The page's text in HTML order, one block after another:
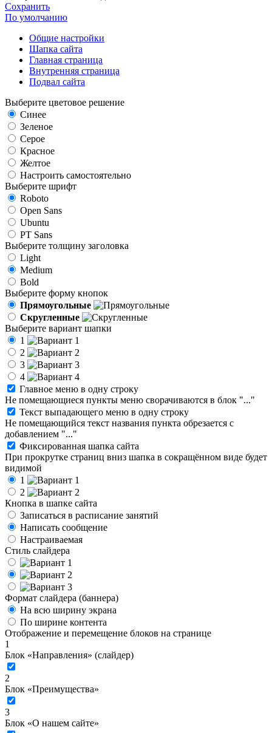
Сохранить
По умолчанию
Общие настройки
Шапка сайта
Главная страница
Внутренняя страница
Подвал сайта
Выберите цветовое решение
Синее
Зеленое
Серое
Красное
Желтое
Настроить самостоятельно
Выберите шрифт
Roboto
Open Sans
Ubuntu
PT Sans
Выберите толщину заголовка
Light
Medium
Bold
Выберите форму кнопок
Прямоугольные
Скругленные
Выберите вариант шапки
1
2
3
4
Главное меню в одну строку
Не помещающиеся пункты меню сворачиваются в блок "..."
Текст выпадающего меню в одну строку
Не помещающийся текст названия пункта обрезается с
добавлением "..."
Фиксированная шапка сайта
При прокрутке страниц вниз шапка в сокращённом виде будет
видимой
1
2
Кнопка в шапке сайта
Записаться в расписание занятий
Написать сообщение
Настраиваемая
Стиль слайдера
Формат слайдера (баннера)
На всю ширину экрана
По ширине контента
Отображение и перемещение блоков на странице
1
Блок «Направления» (слайдер)
2
Блок «Преимущества»
3
Блок «О нашем сайте»